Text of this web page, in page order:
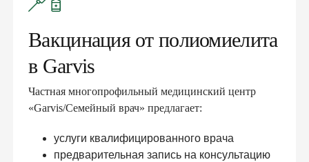
Вакцинация от полиомиелита
в Garvis
Частная многопрофильный медицинский центр
«Garvis/Семейный врач» предлагает:
услуги квалифицированного врача
предварительная запись на консультацию